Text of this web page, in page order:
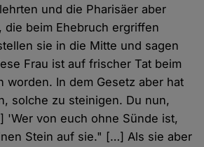
und die Pharisäer aber
die beim Ehebruch ergriffen
sie in die Mitte und sagen
Frau ist auf frischer Tat beim
worden. In dem Gesetz aber hat
solche zu steinigen. Du nun,
'Wer von euch ohne Sünde ist,
Stein auf sie." […] Als sie aber